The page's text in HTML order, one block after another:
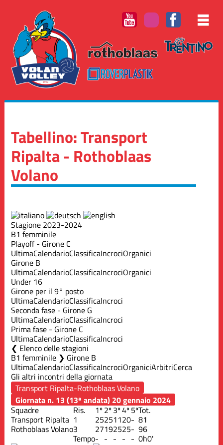
Tabellino: Transport
Ripalta - Rothoblaas
Volano
Stagione 2023-2024
B1 femminile
Playoff - Girone C
UltimaCalendarioClassificaIncrociOrganici
Girone B
UltimaCalendarioClassificaIncrociOrganici
Under 16
Girone per il 9° posto
UltimaCalendarioClassificaIncroci
Seconda fase - Girone G
UltimaCalendarioClassificaIncroci
Prima fase - Girone C
UltimaCalendarioClassificaIncroci
Elenco delle stagioni
B1 femminile ❯ Girone B
UltimaCalendarioClassificaIncrociOrganiciArbitriCerca
Gli altri incontri della giornata
Giornata n. 13 (13ª andata) 20 gennaio 2024
Squadre
Ris. 1º2º3º4º5ºTot.
Transport Ripalta 1 25251120- 81
Rothoblaas Volano3 27192525- 96
Tempo- - - - - 0h0'